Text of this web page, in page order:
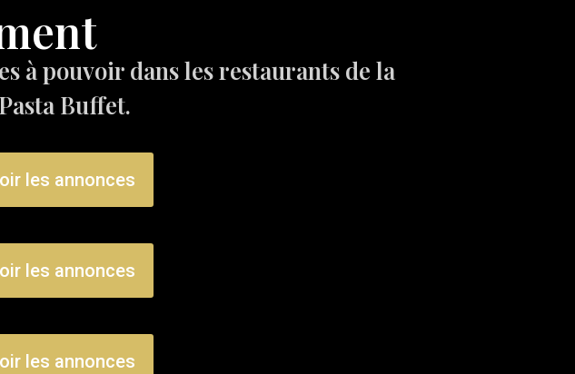
à pouvoir dans les restaurants de la
Buffet.
les annonces
les annonces
les annonces